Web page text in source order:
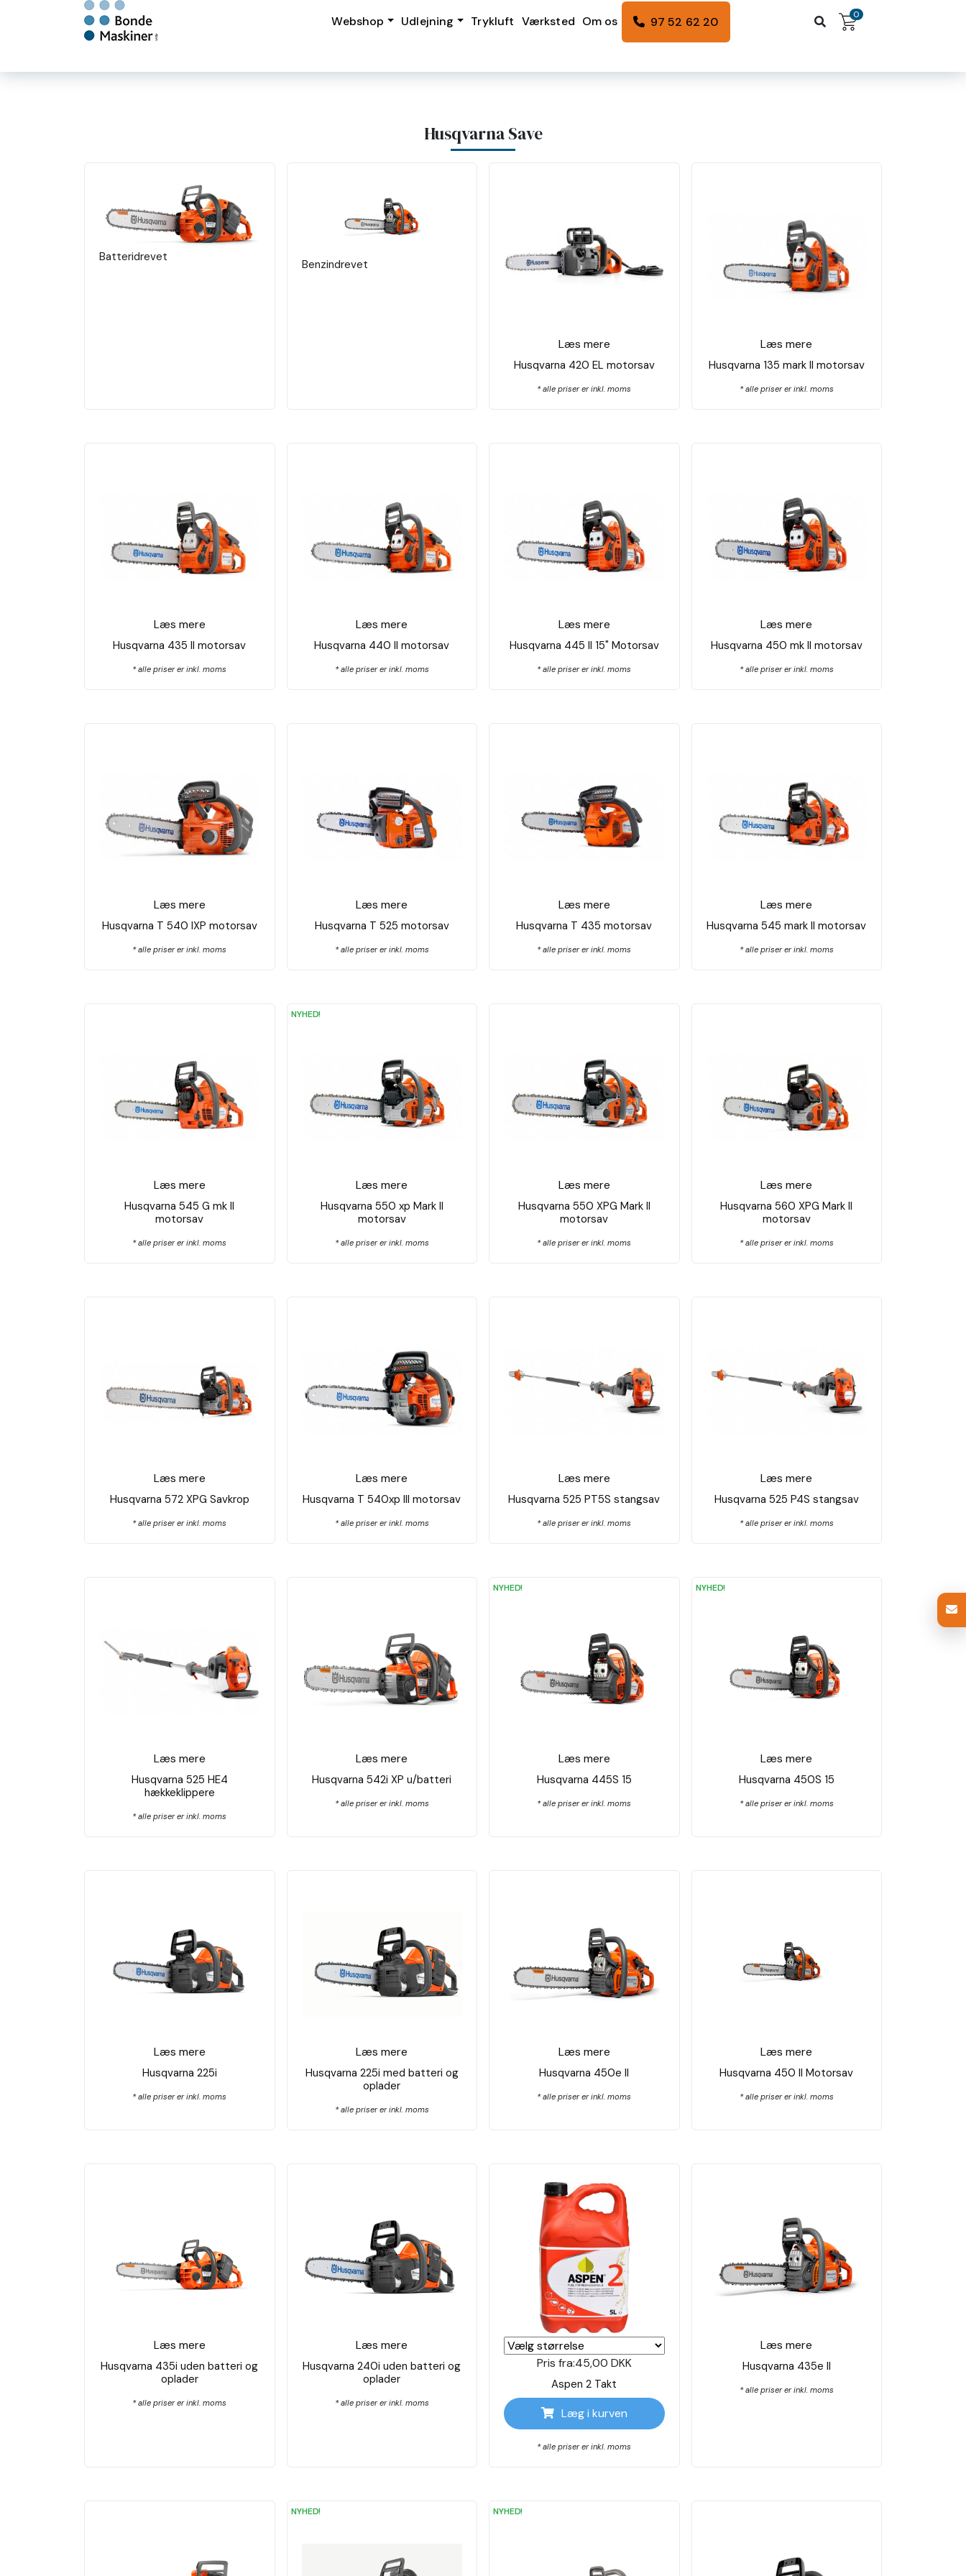
Husqvarna Save
Batteridrevet
Benzindrevet
Husqvarna 420 EL motorsav
Læs mere
* alle priser er inkl. moms
Husqvarna 135 mark ll motorsav
Læs mere
* alle priser er inkl. moms
Husqvarna 435 II motorsav
Læs mere
* alle priser er inkl. moms
Husqvarna 440 ll motorsav
Læs mere
* alle priser er inkl. moms
Husqvarna 445 ll 15" Motorsav
Læs mere
* alle priser er inkl. moms
Husqvarna 450 mk II motorsav
Læs mere
* alle priser er inkl. moms
Husqvarna T 540 IXP motorsav
Læs mere
* alle priser er inkl. moms
Husqvarna T 525 motorsav
Læs mere
* alle priser er inkl. moms
Husqvarna T 435 motorsav
Læs mere
* alle priser er inkl. moms
Husqvarna 545 mark ll motorsav
Læs mere
* alle priser er inkl. moms
Husqvarna 545 G mk ll
motorsav
Læs mere
* alle priser er inkl. moms
Husqvarna 550 xp Mark II
motorsav
Læs mere
NYHED!
* alle priser er inkl. moms
Husqvarna 550 XPG Mark II
motorsav
Læs mere
* alle priser er inkl. moms
Husqvarna 560 XPG Mark ll
motorsav
Læs mere
* alle priser er inkl. moms
Husqvarna 572 XPG Savkrop
Læs mere
* alle priser er inkl. moms
Husqvarna T 540xp lll motorsav
Læs mere
* alle priser er inkl. moms
Husqvarna 525 PT5S stangsav
Læs mere
* alle priser er inkl. moms
Husqvarna 525 P4S stangsav
Læs mere
* alle priser er inkl. moms
Husqvarna 525 HE4
hækkeklippere
Læs mere
* alle priser er inkl. moms
Husqvarna 542i XP u/batteri
Læs mere
* alle priser er inkl. moms
Husqvarna 445S 15
Læs mere
NYHED!
* alle priser er inkl. moms
Husqvarna 450S 15
Læs mere
NYHED!
* alle priser er inkl. moms
Husqvarna 225i
Læs mere
* alle priser er inkl. moms
Husqvarna 225i med batteri og
oplader
Læs mere
* alle priser er inkl. moms
Husqvarna 450e ll
Læs mere
* alle priser er inkl. moms
Husqvarna 450 ll Motorsav
Læs mere
* alle priser er inkl. moms
Husqvarna 435i uden batteri og
oplader
Læs mere
* alle priser er inkl. moms
Husqvarna 240i uden batteri og
oplader
Læs mere
* alle priser er inkl. moms
Aspen 2 Takt
Pris fra:45,00 DKK
Læg i kurven
* alle priser er inkl. moms
Husqvarna 435e ll
Læs mere
* alle priser er inkl. moms
NYHED! NYHED!
Webshop Udlejning Trykluft Værksted Om os 97 52 62 20 0